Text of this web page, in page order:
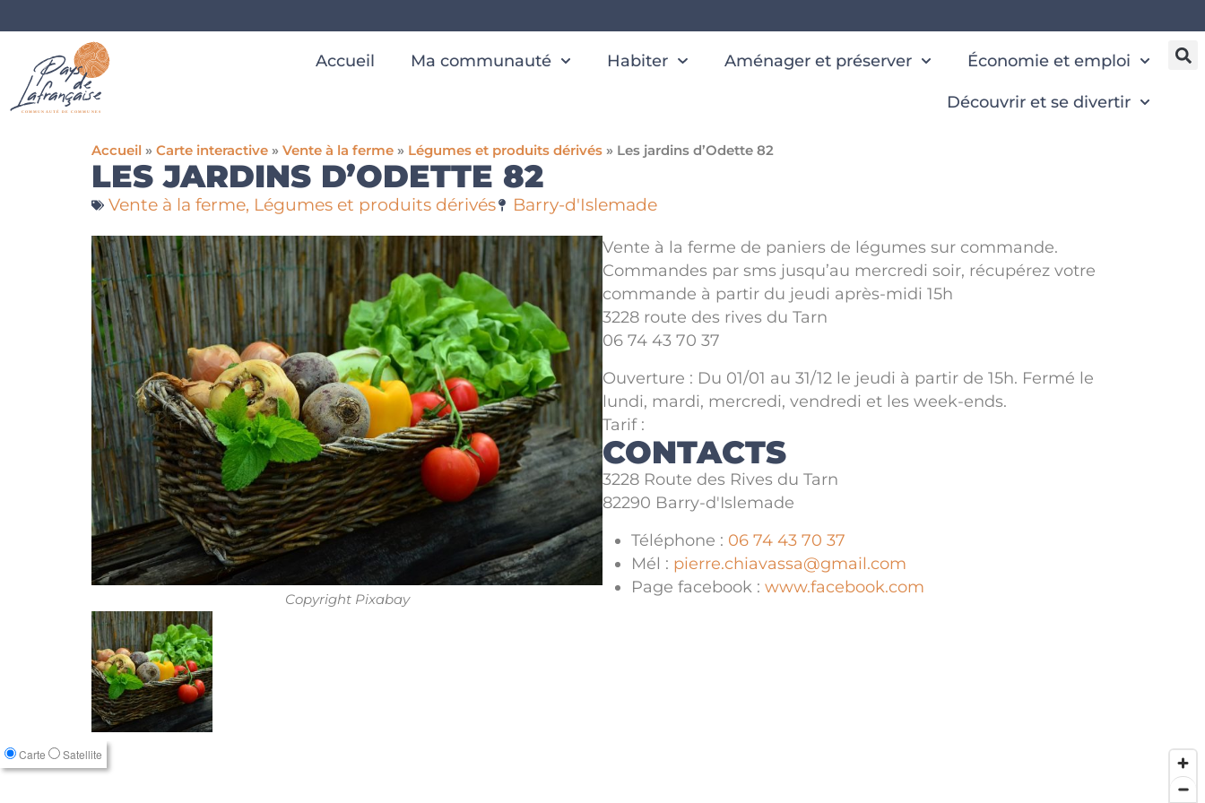
Accueil Ma communauté Habiter Aménager et préserver Économie et emploi
Découvrir et se divertir
Accueil » Carte interactive » Vente à la ferme » Légumes et produits dérivés » Les jardins d’Odette 82
LES JARDINS D’ODETTE 82
Vente à la ferme, Légumes et produits dérivés Barry-d'Islemade
Copyright Pixabay
Vente à la ferme de paniers de légumes sur commande.
Commandes par sms jusqu’au mercredi soir, récupérez votre
commande à partir du jeudi après-midi 15h
3228 route des rives du Tarn
06 74 43 70 37
Ouverture : Du 01/01 au 31/12 le jeudi à partir de 15h. Fermé le
lundi, mardi, mercredi, vendredi et les week-ends.
Tarif :
CONTACTS
3228 Route des Rives du Tarn
82290 Barry-d'Islemade
Téléphone : 06 74 43 70 37
Mél : pierre.chiavassa@gmail.com
Page facebook : www.facebook.com
Carte Satellite